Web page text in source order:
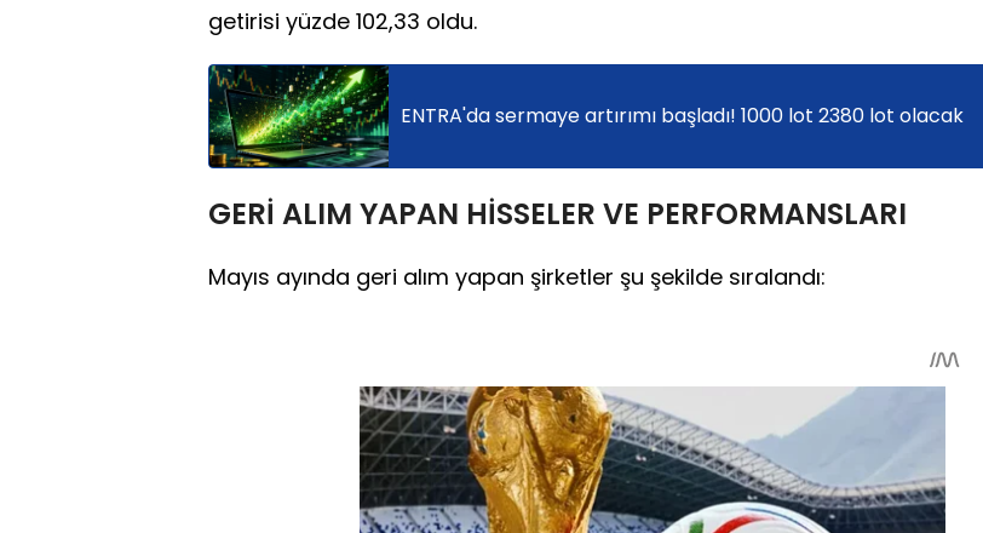
getirisi yüzde 102,33 oldu.
ENTRA'da sermaye artırımı başladı! 1000 lot 2380 lot olacak
GERİ ALIM YAPAN HİSSELER VE PERFORMANSLARI
Mayıs ayında geri alım yapan şirketler şu şekilde sıralandı: